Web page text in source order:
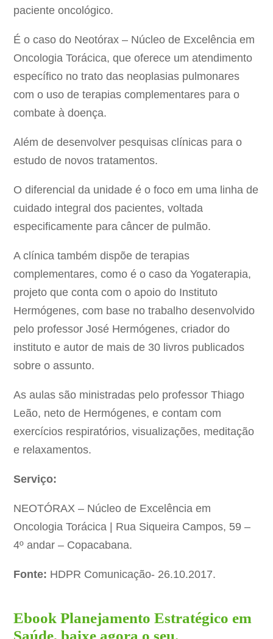
paciente oncológico.
É o caso do Neotórax – Núcleo de Excelência em
Oncologia Torácica, que oferece um atendimento
específico no trato das neoplasias pulmonares
com o uso de terapias complementares para o
combate à doença.
Além de desenvolver pesquisas clínicas para o
estudo de novos tratamentos.
O diferencial da unidade é o foco em uma linha de
cuidado integral dos pacientes, voltada
especificamente para câncer de pulmão.
A clínica também dispõe de terapias
complementares, como é o caso da Yogaterapia,
projeto que conta com o apoio do Instituto
Hermógenes, com base no trabalho desenvolvido
pelo professor José Hermógenes, criador do
instituto e autor de mais de 30 livros publicados
sobre o assunto.
As aulas são ministradas pelo professor Thiago
Leão, neto de Hermógenes, e contam com
exercícios respiratórios, visualizações, meditação
e relaxamentos.
Serviço:
NEOTÓRAX – Núcleo de Excelência em
Oncologia Torácica | Rua Siqueira Campos, 59 –
4º andar – Copacabana.
Fonte: HDPR Comunicação- 26.10.2017.
Ebook Planejamento Estratégico em
Saúde, baixe agora o seu.